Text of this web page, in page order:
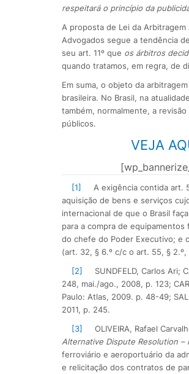
respeitará o princípio da
A proposta de Lei da
Advogados segue a tendência
seu art. 11º que os árbitros
quando tratamos, em regra, de
Em suma, o objeto da
brasileira. No Brasil, na
também, normalmente, a
públicos.
VEJA
[1]
A exigência contida art.
aquisição de bens e serviços
internacional de que o Brasil
para a compra de
do chefe do Poder Executivo; e
(art. 32, § 6.º c/c o art. 55, §
[2]
SUNDFELD, Carlos Ari;
248, mai./ago., 2008, p. 123;
Paulo: Atlas, 2009. p. 48-49;
2011, p. 245.
[3]
OLIVEIRA, Rafael
Alternative Dispute Resolution –
ferroviário e aeroportuário da
e relicitação dos contratos de